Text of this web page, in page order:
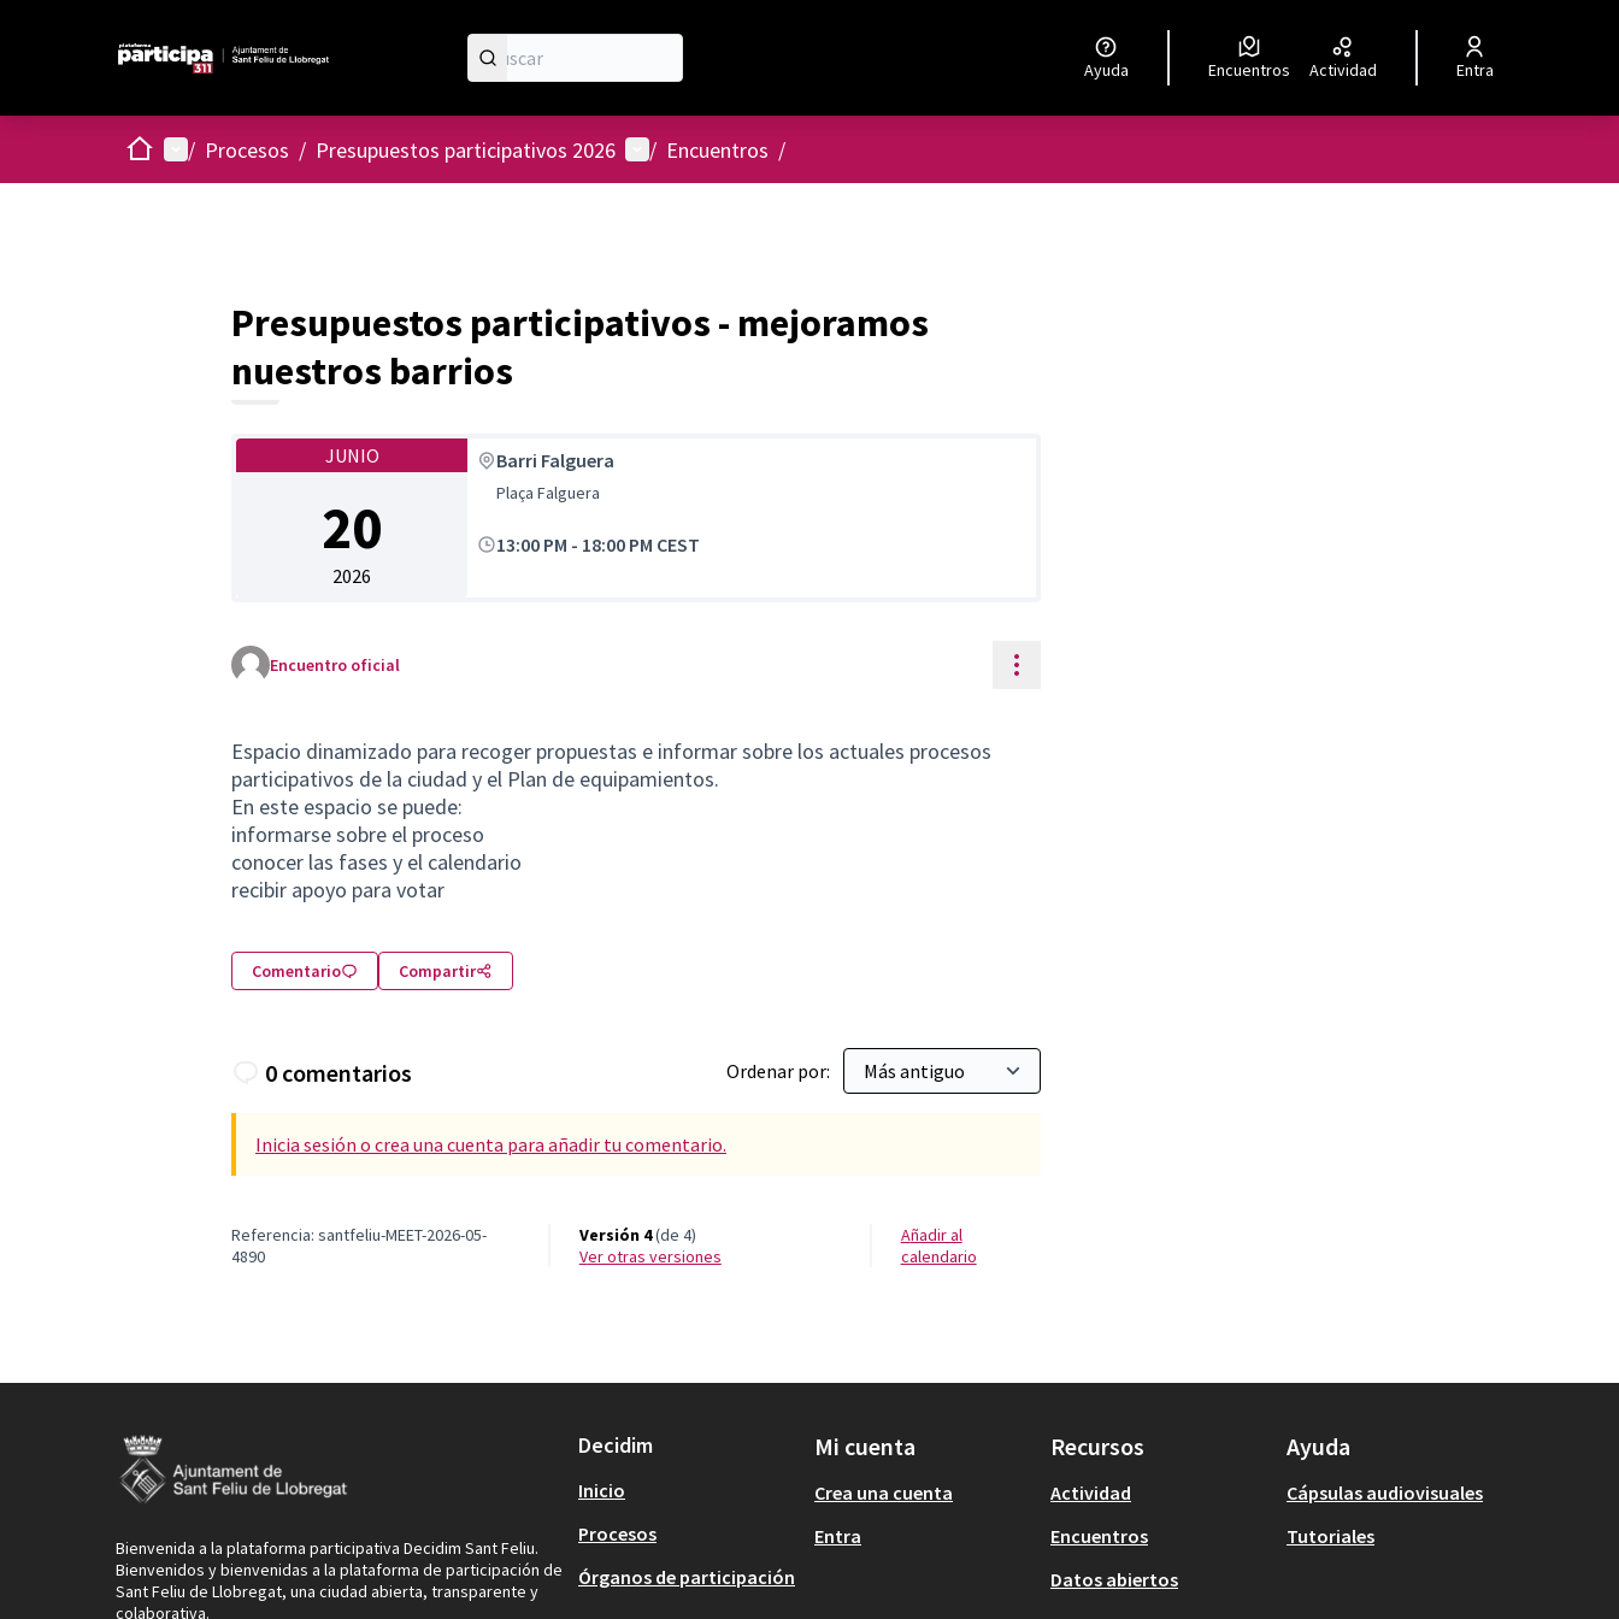
Ayuda Encuentros Actividad Entra
InicioMenú principal
/ Procesos / Presupuestos participativos 2026 Menú de usuario
/ Encuentros /
Presupuestos participativos - mejoramos
nuestros barrios
JUNIO
20
2026
Barri Falguera
Plaça Falguera
13:00 PM - 18:00 PM CEST
Encuentro oficial Controles de recursos
Espacio dinamizado para recoger propuestas e informar sobre los actuales procesos
participativos de la ciudad y el Plan de equipamientos.
En este espacio se puede:
informarse sobre el proceso
conocer las fases y el calendario
recibir apoyo para votar
Comentario Compartir
0 comentarios Ordenar por:
Inicia sesión o crea una cuenta para añadir tu comentario.
Referencia: santfeliu-MEET-2026-05-
4890
Versión 4(de 4)
ver otras versiones
Añadir al
calendario
Bienvenida a la plataforma participativa Decidim Sant Feliu.
Bienvenidos y bienvenidas a la plataforma de participación de
Sant Feliu de Llobregat, una ciudad abierta, transparente y
colaborativa.
Decidim
Inicio
Procesos
Órganos de participación
Mi cuenta
Crea una cuenta
Entra
Recursos
Actividad
Encuentros
Datos abiertos
Ayuda
Cápsulas audiovisuales
Tutoriales